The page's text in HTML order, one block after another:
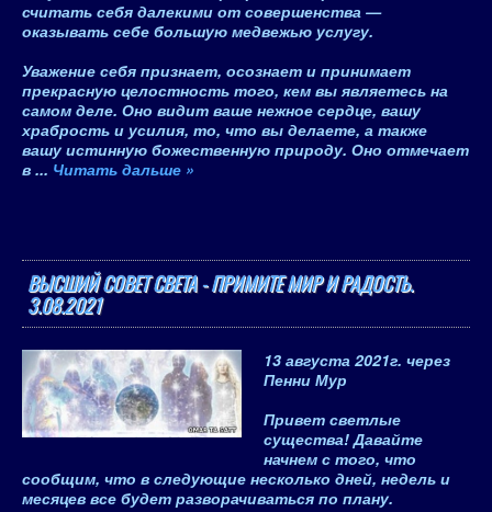
считать себя далекими от совершенства —
оказывать себе большую медвежью услугу.
Уважение себя признает, осознает и принимает
прекрасную целостность того, кем вы являетесь на
самом деле. Оно видит ваше нежное сердце, вашу
храбрость и усилия, то, что вы делаете, а также
вашу истинную божественную природу. Оно отмечает
в ... Читать дальше »
ВЫСШИЙ СОВЕТ СВЕТА - ПРИМИТЕ МИР И РАДОСТЬ.
3.08.2021
13 августа 2021г. через
Пенни Мур
Привет светлые
существа! Давайте
начнем с того, что
сообщим, что в следующие несколько дней, недель и
месяцев все будет разворачиваться по плану.